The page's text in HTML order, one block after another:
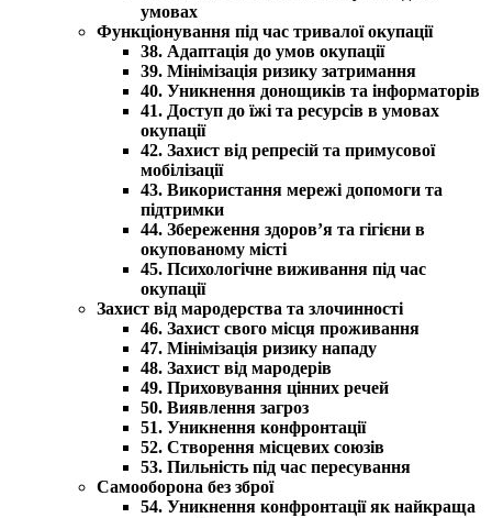
умовах
Функціонування під час тривалої окупації
38. Адаптація до умов окупації
39. Мінімізація ризику затримання
40. Уникнення донощиків та інформаторів
41. Доступ до їжі та ресурсів в умовах
окупації
42. Захист від репресій та примусової
мобілізації
43. Використання мережі допомоги та
підтримки
44. Збереження здоров’я та гігієни в
окупованому місті
45. Психологічне виживання під час
окупації
Захист від мародерства та злочинності
46. Захист свого місця проживання
47. Мінімізація ризику нападу
48. Захист від мародерів
49. Приховування цінних речей
50. Виявлення загроз
51. Уникнення конфронтації
52. Створення місцевих союзів
53. Пильність під час пересування
Самооборона без зброї
54. Уникнення конфронтації як найкраща